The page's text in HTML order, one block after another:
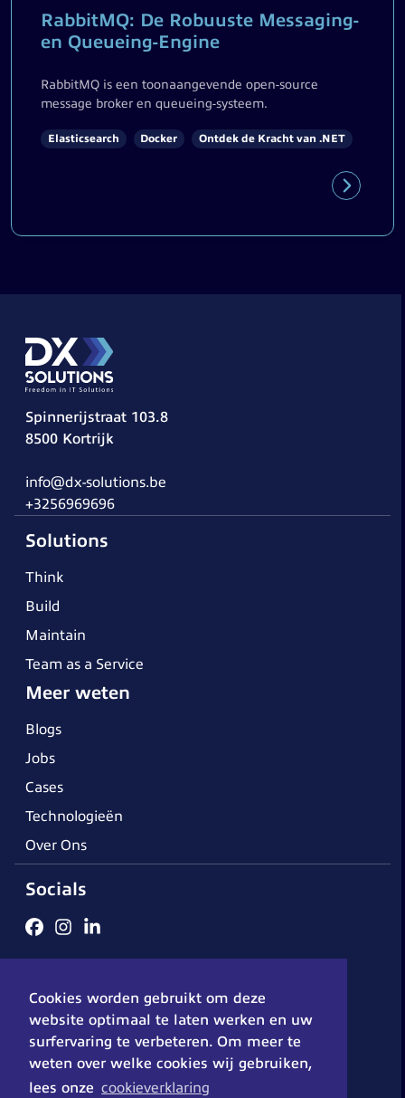
Cookies worden gebruikt om deze
website optimaal te laten werken en uw
surfervaring te verbeteren. Om meer te
weten over welke cookies wij gebruiken,
lees onze cookieverklaring
RabbitMQ: De Robuuste Messaging-
en Queueing-Engine
RabbitMQ is een toonaangevende open-source
message broker en queueing-systeem.
Elasticsearch Docker Ontdek de Kracht van .NET
Spinnerijstraat 103.8
8500 Kortrijk
info@dx-solutions.be
+3256969696
Solutions
Think
Build
Maintain
Team as a Service
Meer weten
Blogs
Jobs
Cases
Technologieën
Over Ons
Socials
Privacybeleid© 2026 - DX-Solutions